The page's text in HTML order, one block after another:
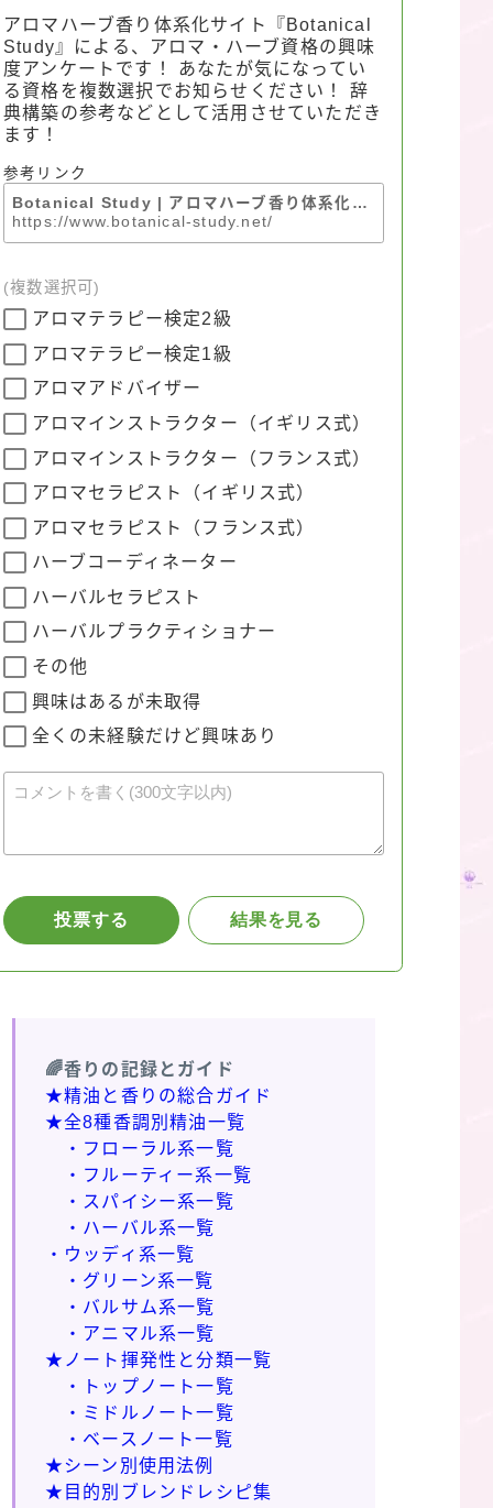
🌈香りの記録とガイド
★精油と香りの総合ガイド
★全8種香調別精油一覧
・フローラル系一覧
・フルーティー系一覧
・スパイシー系一覧
・ハーバル系一覧
・ウッディ系一覧
・グリーン系一覧
・バルサム系一覧
・アニマル系一覧
★ノート揮発性と分類一覧
・トップノート一覧
・ミドルノート一覧
・ベースノート一覧
★シーン別使用法例
★目的別ブレンドレシピ集